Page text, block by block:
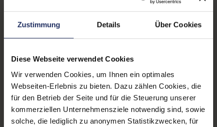
Zustimmung Details Über Cookies
Diese Webseite verwendet Cookies
Wir verwenden Cookies, um Ihnen ein optimales
Webseiten-Erlebnis zu bieten. Dazu zählen Cookies, die
für den Betrieb der Seite und für die Steuerung unserer
kommerziellen Unternehmensziele notwendig sind, sowie
solche, die lediglich zu anonymen Statistikzwecken, für
Pixeldichte: 460 ppi
Rückkamera: 12 Megapixel
SIM-Kartenslot: Dual-SIM , Nano-Sim, eSIM
Schnittstellen: 1x Lightning
Zustand: Gebraucht